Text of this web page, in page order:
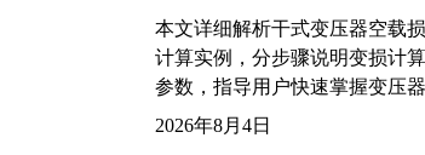
本文详细解析干式变压器空载
计算实例，分步骤说明变损计
参数，指导用户快速掌握变压
2026年8月4日